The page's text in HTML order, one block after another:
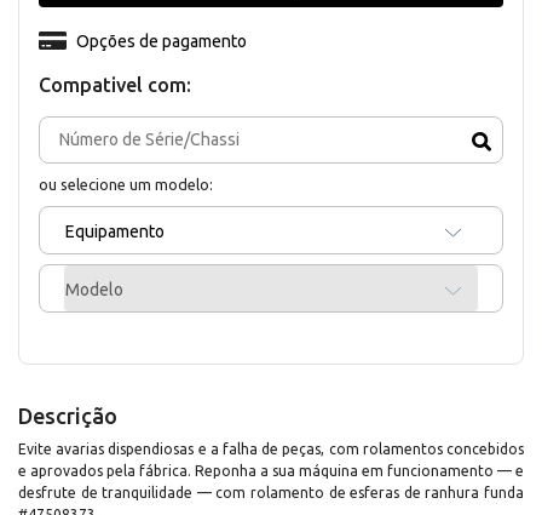
Compativel com:
ou selecione um modelo:
Equipamento
Modelo
Opções de pagamento
Descrição
Evite avarias dispendiosas e a falha de peças, com rolamentos concebidos
e aprovados pela fábrica. Reponha a sua máquina em funcionamento — e
desfrute de tranquilidade — com rolamento de esferas de ranhura funda